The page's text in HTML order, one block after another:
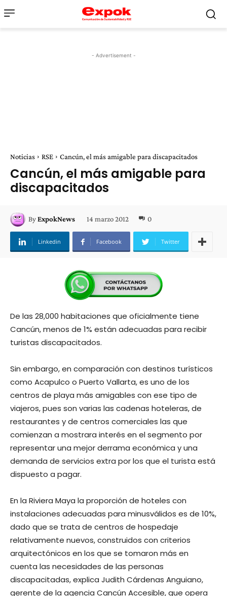
- Advertisement -
Noticias RSE Cancún, el más amigable para discapacitados
Cancún, el más amigable para
discapacitados
ByExpokNews 14 marzo 2012 0
Linkedin Facebook Twitter
De las 28,000 habitaciones que oficialmente tiene
Cancún, menos de 1% están adecuadas para recibir
turistas discapacitados.
Sin embargo, en comparación con destinos turísticos
como Acapulco o Puerto Vallarta, es uno de los
centros de playa más amigables con ese tipo de
viajeros, pues son varias las cadenas hoteleras, de
restaurantes y de centros comerciales las que
comienzan a mostrara interés en el segmento por
representar una mejor derrama económica y una
demanda de servicios extra por los que el turista está
dispuesto a pagar.
En la Riviera Maya la proporción de hoteles con
instalaciones adecuadas para minusválidos es de 10%,
dado que se trata de centros de hospedaje
relativamente nuevos, construidos con criterios
arquitectónicos en los que se tomaron más en
cuenta las necesidades de las personas
discapacitadas, explica Judith Cárdenas Anguiano,
gerente de la agencia Cancún Accesible, que opera